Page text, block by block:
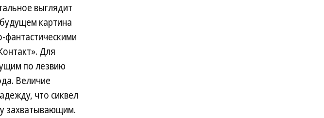
выглядит
картина
фантастическими
Для
по лезвию
Величие
что сиквел
захватывающим.